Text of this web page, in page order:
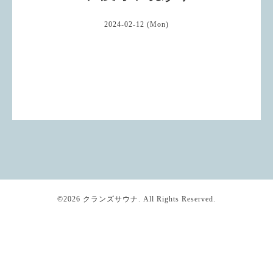
2024-02-12 (Mon)
©2026 クランズサウナ . All Rights Reserved.